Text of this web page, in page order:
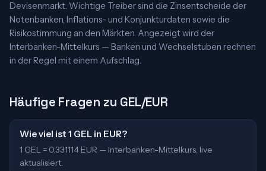
Devisenmarkt. Wichtige Treiber sind die Zinsentscheide der
Notenbanken, Inflations- und Konjunkturdaten sowie die
Risikostimmung an den Märkten. Angezeigt wird der
Interbanken-Mittelkurs — Banken und Wechselstuben rechnen
in der Regel mit einem Aufschlag.
Häufige Fragen zu GEL/EUR
Wie viel ist 1 GEL in EUR?
1 GEL = 0,331114 EUR — Interbanken-Mittelkurs, live
aktualisiert.